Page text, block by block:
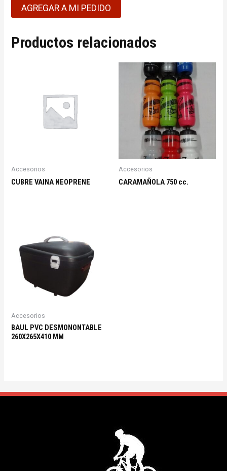
AGREGAR A MI PEDIDO
Productos relacionados
Accesorios
CUBRE VAINA NEOPRENE
Accesorios
CARAMAÑOLA 750 cc.
Accesorios
BAUL PVC DESMONONTABLE
260X265X410 MM